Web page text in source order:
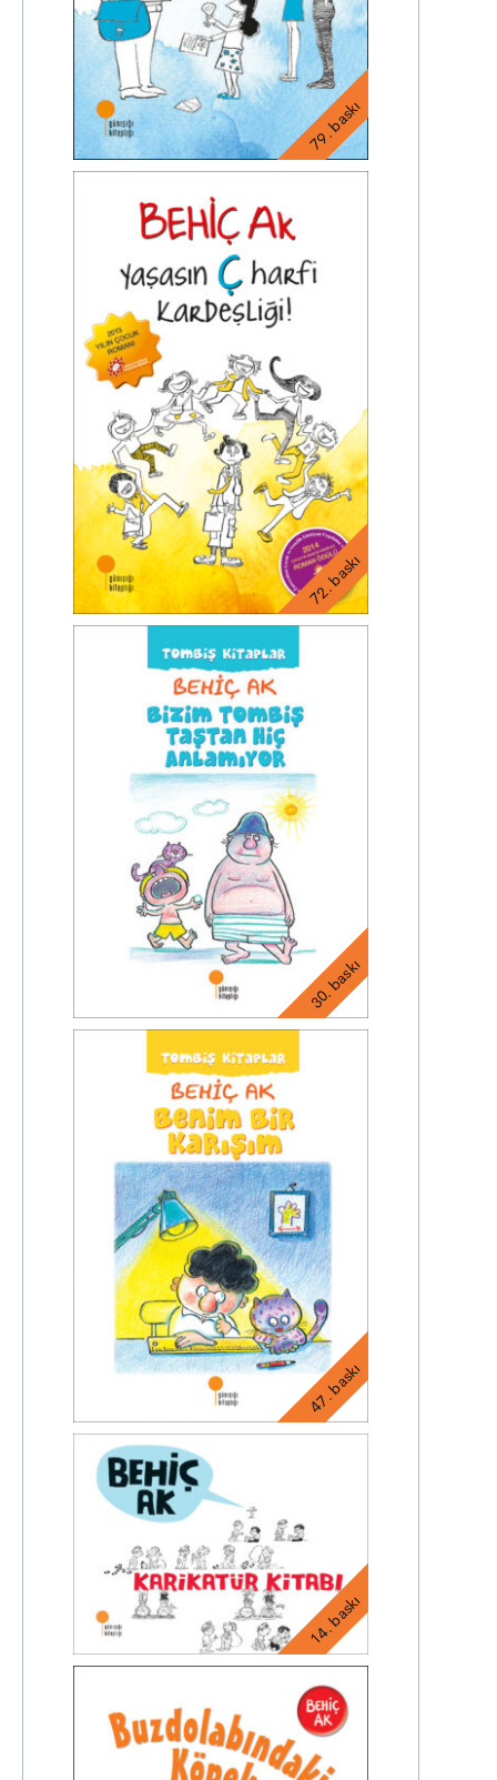
79. baskı
72. baskı
30. baskı
47. baskı
14. baskı